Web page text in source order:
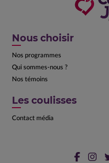
Nous choisir
Nos programmes
Qui sommes-nous ?
Nos témoins
Les coulisses
Contact média